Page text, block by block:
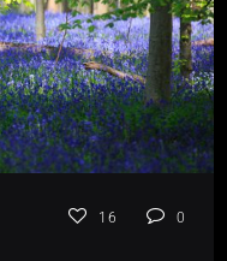
16 0